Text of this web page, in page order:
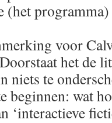
(het
voor
het de
niets te
beginnen: wat
‘interactieve